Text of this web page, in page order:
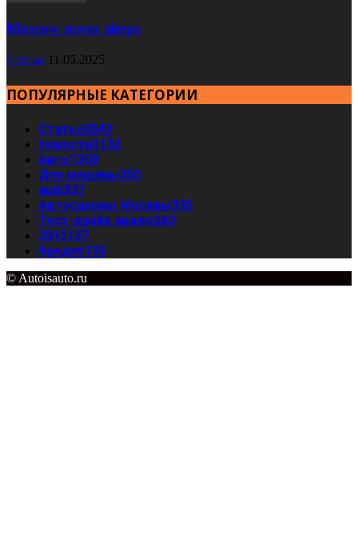
Moscow never sleeps
Статьи 11.05.2025
ПОПУЛЯРНЫЕ КАТЕГОРИИ
Статьи3543
Новости3132
Авто1358
Для машины350
audi337
Автосалоны Москвы335
Тест-драйв видео260
2015137
Кредит135
© Autoisauto.ru